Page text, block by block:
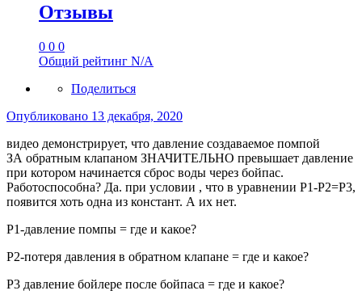
Отзывы
0 0 0
Общий рейтинг N/A
Поделиться
Опубликовано 13 декабря, 2020
видео демонстрирует, что давление создаваемое помпой
ЗА обратным клапаном ЗНАЧИТЕЛЬНО превышает давление
при котором начинается сброс воды через бойпас.
Работоспособна? Да. при условии , что в уравнении Р1-Р2=Р3,
появится хоть одна из констант. А их нет.
Р1-давление помпы = где и какое?
Р2-потеря давления в обратном клапане = где и какое?
Р3 давление бойлере после бойпаса = где и какое?